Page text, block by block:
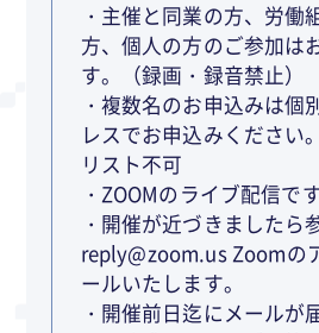
・主催と同業の方、労働
方、個人の方のご参加は
す。（録画・録音禁止）
・複数名のお申込みは個
レスでお申込みくださ
リスト不可
・ZOOMのライブ配信です
・開催が近づきましたら
reply@zoom.us Zoomの
ールいたします。
・開催前日迄にメールが